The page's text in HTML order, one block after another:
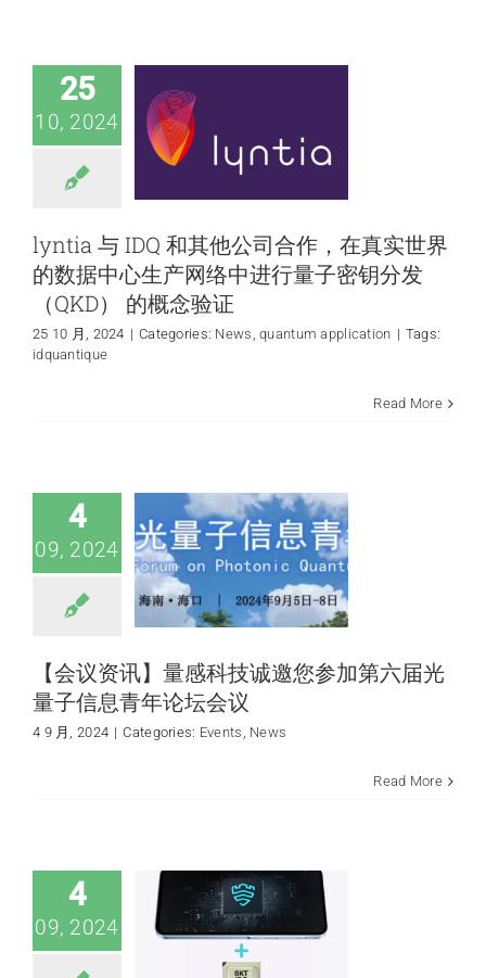
25
10, 2024
News
lyntia 与 IDQ 和其他公司合作，在真实世界
的数据中心生产网络中进行量子密钥分发
（QKD） 的概念验证
25 10 月, 2024 | Categories: News ,quantum application | Tags:
idquantique
Read More
4
09, 2024
Events News
【会议资讯】量感科技诚邀您参加第六届光
量子信息青年论坛会议
4 9 月, 2024 | Categories: Events , News
Read More
4
09, 2024
application